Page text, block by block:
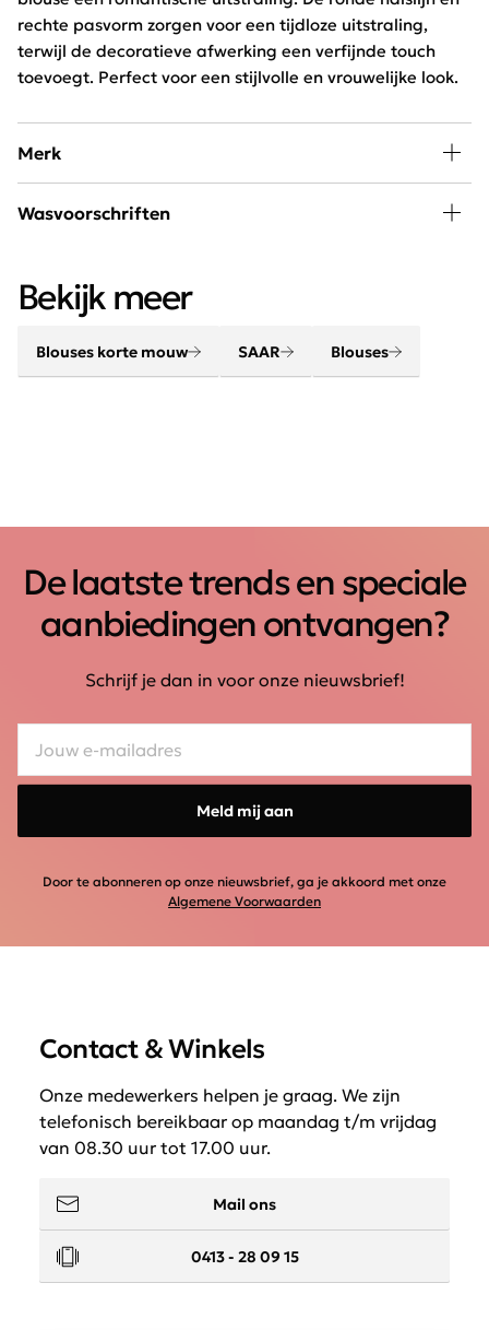
rechte pasvorm zorgen voor een tijdloze uitstraling,
terwijl de decoratieve afwerking een verfijnde touch
toevoegt. Perfect voor een stijlvolle en vrouwelijke look.
Merk
A little piece of happiness kan iedere vrouw in haar
Wasvoorschriften
Bekijk meer
Blouses korte mouw SAAR Blouses
De laatste trends en speciale
aanbiedingen ontvangen?
Schrijf je dan in voor onze nieuwsbrief!
Meld mij aan
Door te abonneren op onze nieuwsbrief, ga je akkoord met onze
Algemene Voorwaarden
Contact & Winkels
Onze medewerkers helpen je graag. We zijn
telefonisch bereikbaar op maandag t/m vrijdag
van 08.30 uur tot 17.00 uur.
Mail ons
0413 - 28 09 15